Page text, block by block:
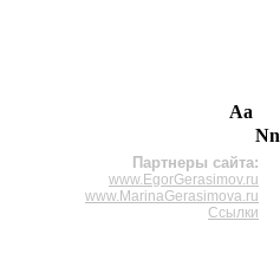
Aa
Nn
Партнеры сайта:
www.EgorGerasimov.ru
www.MarinaGerasimova.ru
Ссылки